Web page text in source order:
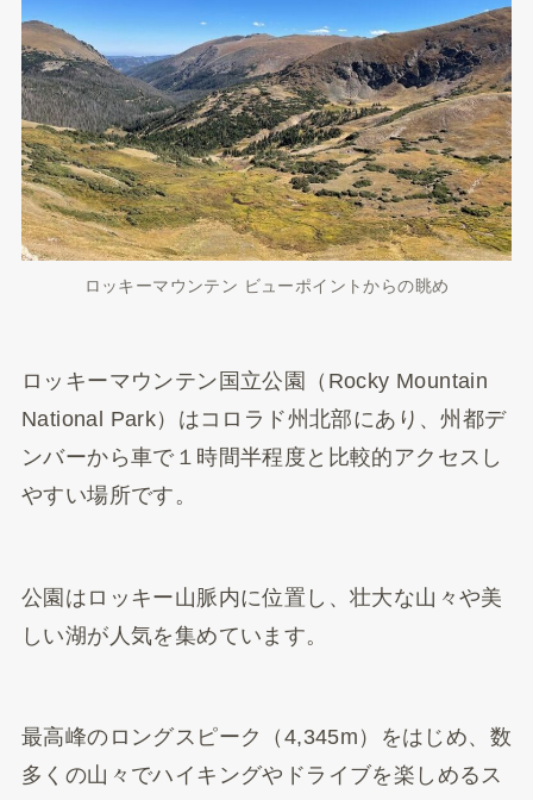
ロッキーマウンテン ビューポイントからの眺め
ロッキーマウンテン国立公園（Rocky Mountain
National Park）はコロラド州北部にあり、州都デ
ンバーから車で１時間半程度と比較的アクセスし
やすい場所です。
公園はロッキー山脈内に位置し、壮大な山々や美
しい湖が人気を集めています。
最高峰のロングスピーク（4,345m）をはじめ、数
多くの山々でハイキングやドライブを楽しめるス